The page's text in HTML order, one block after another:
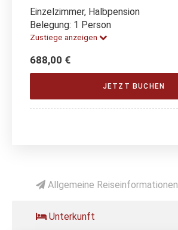
Einzelzimmer, Halbpension
Belegung: 1 Person
Zustiege anzeigen
688,00 €
JETZT BUCHEN
Allgemeine Reiseinformationen
Unterkunft